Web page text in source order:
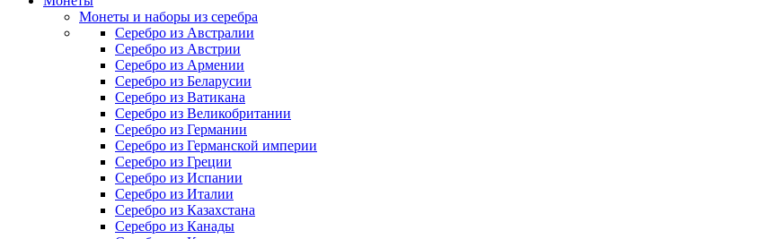
Монеты и наборы из серебра
Серебро из Австралии
Серебро из Австрии
Серебро из Армении
Серебро из Беларусии
Серебро из Ватикана
Серебро из Великобритании
Серебро из Германии
Серебро из Германской империи
Серебро из Греции
Серебро из Испании
Серебро из Италии
Серебро из Казахстана
Серебро из Канады